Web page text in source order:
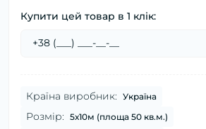
Купити цей товар в 1 клік:
Країна виробник: Україна
Розмір: 5х10м (площа 50 кв.м.)